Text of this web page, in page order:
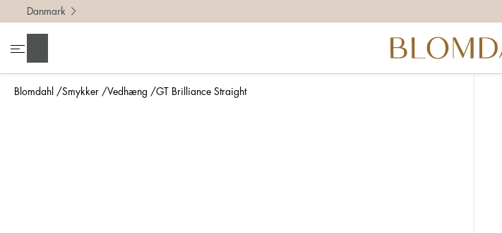
Blomdahl Smykker Vedhæng GT Brilliance Straight
Danmark